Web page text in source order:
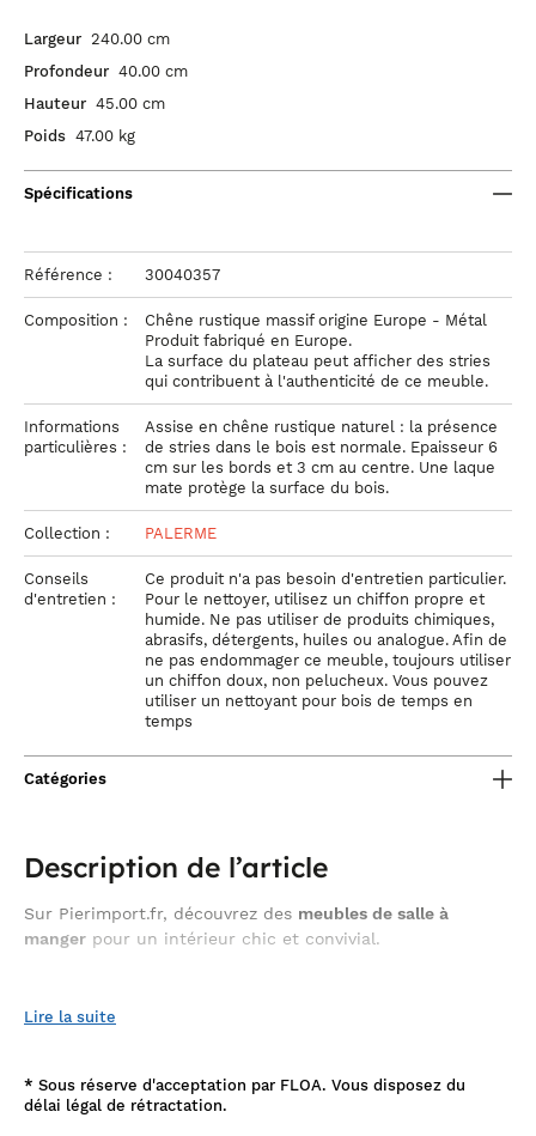
Largeur 240.00 cm
Profondeur 40.00 cm
Hauteur 45.00 cm
Poids 47.00 kg
Spécifications
Référence : 30040357
Composition :
Chêne rustique massif origine Europe - Métal
Produit fabriqué en Europe.
La surface du plateau peut afficher des stries
qui contribuent à l'authenticité de ce meuble.
Informations
particulières :
Assise en chêne rustique naturel : la présence
de stries dans le bois est normale. Epaisseur 6
cm sur les bords et 3 cm au centre. Une laque
mate protège la surface du bois.
Collection : PALERME
Conseils
d'entretien :
Ce produit n'a pas besoin d'entretien particulier.
Pour le nettoyer, utilisez un chiffon propre et
humide. Ne pas utiliser de produits chimiques,
abrasifs, détergents, huiles ou analogue. Afin de
ne pas endommager ce meuble, toujours utiliser
un chiffon doux, non pelucheux. Vous pouvez
utiliser un nettoyant pour bois de temps en
temps
Catégories
Description de l’article
Sur Pierimport.fr, découvrez des meubles de salle à
manger pour un intérieur chic et convivial.
de la collection PALERME qui allie élégance contemporaine et
convives, offrant ainsi une solution d’assise pratique et
esthétique pour votre salle à manger ou votre grande entrée.
Fabriqué en bois de chêne massif européen, gage de qualité et
Lire la suite
* Sous réserve d'acceptation par FLOA. Vous disposez du
délai légal de rétractation.